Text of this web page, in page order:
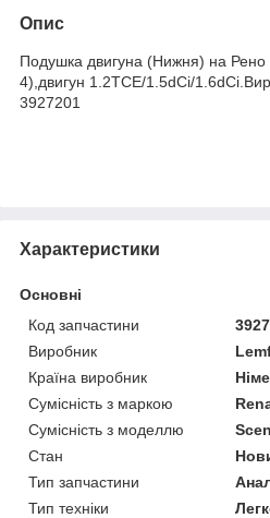
Опис
Подушка двигуна (Нижня) на
4),двигун 1.2TCE/1.5dCi/
3927201
Характеристики
Основні
Код запчастини
Виробник
Країна виробник
Сумісність з маркою
Сумісність з моделлю
Стан
Тип запчастини
Тип техніки